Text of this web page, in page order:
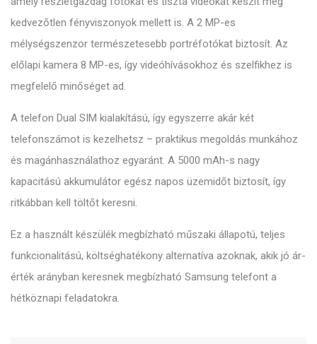
kedvezőtlen fényviszonyok mellett is. A 2 MP-es
mélységszenzor természetesebb portréfotókat biztosít. Az
előlapi kamera 8 MP-es, így videóhívásokhoz és szelfikhez is
megfelelő minőséget ad.
A telefon Dual SIM kialakítású, így egyszerre akár két
telefonszámot is kezelhetsz – praktikus megoldás munkához
és magánhasználathoz egyaránt. A 5000 mAh-s nagy
kapacitású akkumulátor egész napos üzemidőt biztosít, így
ritkábban kell töltőt keresni.
Ez a használt készülék megbízható műszaki állapotú, teljes
funkcionalitású, költséghatékony alternatíva azoknak, akik jó ár-
érték arányban keresnek megbízható Samsung telefont a
hétköznapi feladatokra.